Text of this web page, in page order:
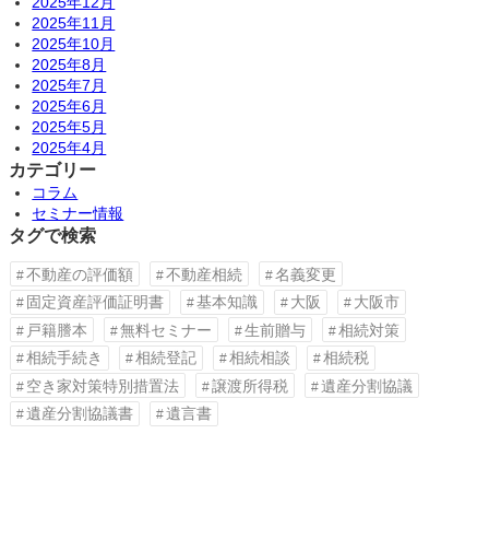
2025年11月
2025年10月
2025年8月
2025年7月
2025年6月
2025年5月
2025年4月
カテゴリー
コラム
セミナー情報
タグで検索
不動産の評価額 不動産相続
名義変更
固定資産評価証明書
基本知識 大阪
大阪市
戸籍謄本
無料セミナー 生前贈与
相続対策
相続手続き
相続登記 相続相談
相続税
空き家対策特別措置法
譲渡所得税
遺産分割協議
遺産分割協議書
遺言書